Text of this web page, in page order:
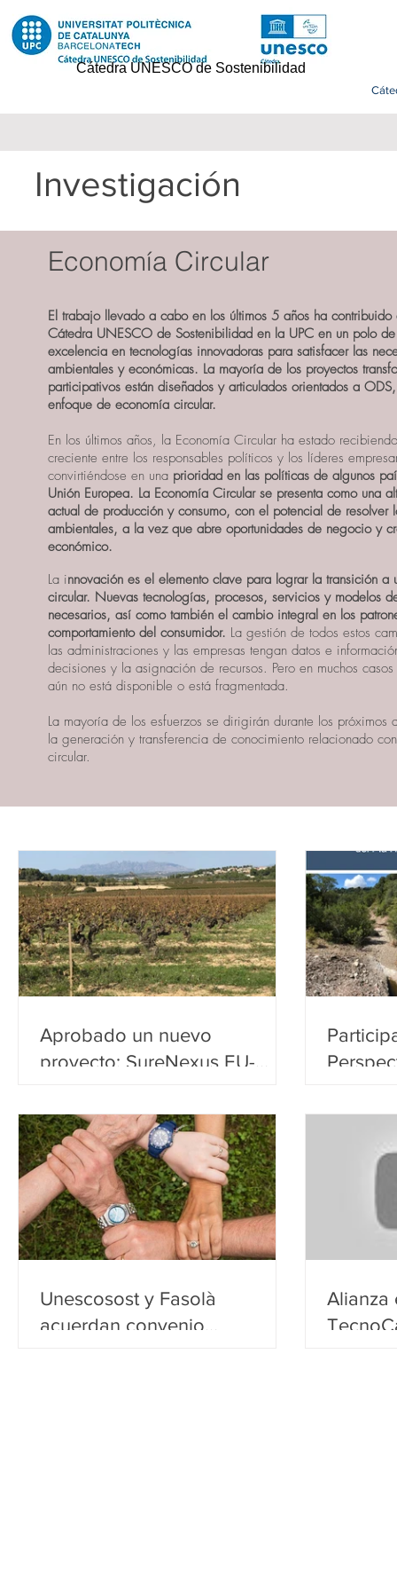
Cátedra UNESCO de Sostenibilidad
Investigación
Economía Circular
El trabajo llevado a cabo en los últimos 5 años ha contribuido
Cátedra UNESCO de Sostenibilidad en la UPC en un polo
excelencia en tecnologías innovadoras para satisfacer las
ambientales y económicas. La mayoría de los proyectos
participativos están diseñados y articulados orientados a
enfoque de economía circular.
En los últimos años, la Economía Circular ha estado
creciente entre los responsables políticos y los líderes
convirtiéndose en una prioridad en las políticas de algunos
Unión Europea. La Economía Circular se presenta como una
actual de producción y consumo, con el potencial de resolver
ambientales, a la vez que abre oportunidades de negocio y
económico.
La innovación es el elemento clave para lograr la transición a
circular. Nuevas tecnologías, procesos, servicios y modelos
necesarios, así como también el cambio integral en los
comportamiento del consumidor. La gestión de todos estos
las administraciones y las empresas tengan datos e
decisiones y la asignación de recursos. Pero en muchos
aún no está disponible o está fragmentada.
La mayoría de los esfuerzos se dirigirán durante los próximos
la generación y transferencia de conocimiento relacionado
circular.
Aprobado un nuevo
proyecto: SureNexus EU-
Unescosost y Fasolà
acuerdan convenio
Alianza